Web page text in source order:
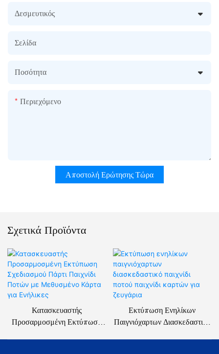
Δεσμευτικός
Σελίδα
Ποσότητα
Περιεχόμενο
Αποστολή Ερώτησης Τώρα
Σχετικά Προϊόντα
Κατασκευαστής
Προσαρμοσμένη Εκτύπωση
Εκτύπωση Ενηλίκων
Παιγνιόχαρτων Διασκεδαστικό